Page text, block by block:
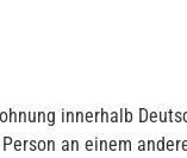
innerhalb
an einem